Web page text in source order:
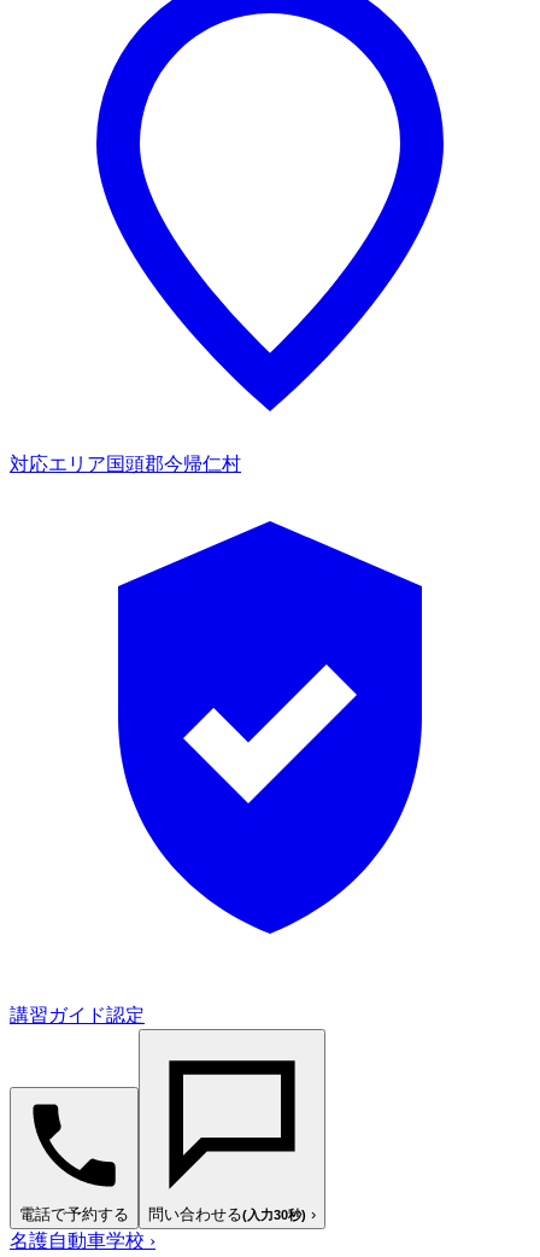
対応エリア国頭郡今帰仁村
講習ガイド認定
電話で予約する 問い合わせる(入力30秒) ›
名護自動車学校 ›